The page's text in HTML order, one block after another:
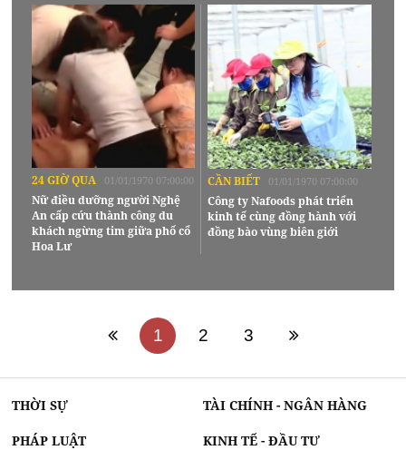
24 GIỜ QUA 01/01/1970 07:00:00
Nữ điều dưỡng người Nghệ
An cấp cứu thành công du
khách ngừng tim giữa phố cổ
Hoa Lư
CẦN BIẾT 01/01/1970 07:00:00
Công ty Nafoods phát triển
kinh tế cùng đồng hành với
đồng bào vùng biên giới
1 2 3
THỜI SỰ TÀI CHÍNH - NGÂN HÀNG
PHÁP LUẬT KINH TẾ - ĐẦU TƯ